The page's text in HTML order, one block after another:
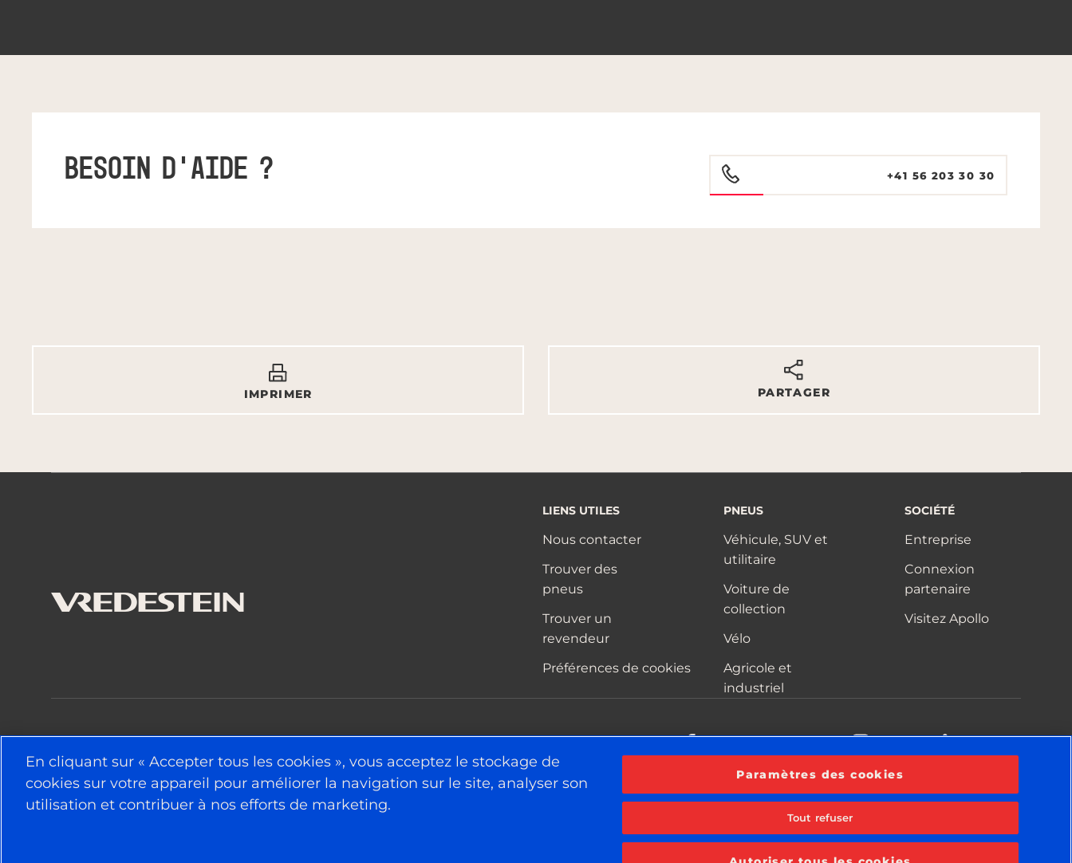
BESOIN D'AIDE ? +41 56 203 30 30
IMPRIMER PARTAGER
LIENS UTILES
Nous contacter
Trouver des
pneus
Trouver un
revendeur
Préférences de cookies
PNEUS
Véhicule, SUV et
utilitaire
Voiture de
collection
Vélo
Agricole et
industriel
SOCIÉTÉ
Entreprise
Connexion
partenaire
Visitez Apollo
Conditions générales
En cliquant sur « Accepter tous les cookies », vous acceptez le stockage de
cookies sur votre appareil pour améliorer la navigation sur le site, analyser son
utilisation et contribuer à nos efforts de marketing.
Paramètres des cookies
Tout refuser